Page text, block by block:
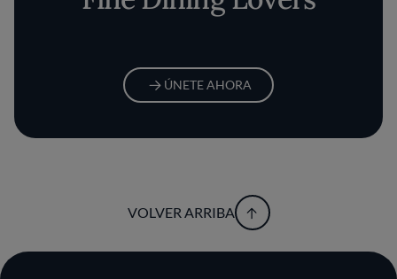
ÚNETE AHORA
VOLVER ARRIBA